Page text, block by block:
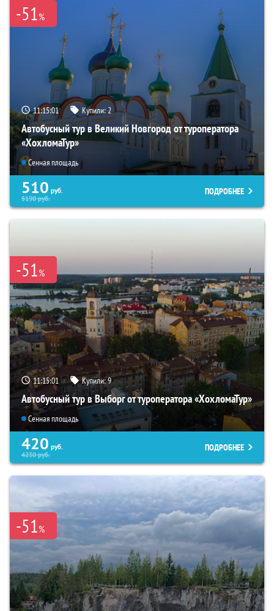
-51%
11:15:00 Купили:2
Автобусный тур в Великий Новгород от туроператора
«ХохломаТур»
Сенная площадь
510 руб.
5190руб.
ПОДРОБНЕЕ
-51%
11:15:00 Купили:9
Автобусный тур в Выборг от туроператора «ХохломаТур»
Сенная площадь
420 руб.
4230руб.
ПОДРОБНЕЕ
-51%